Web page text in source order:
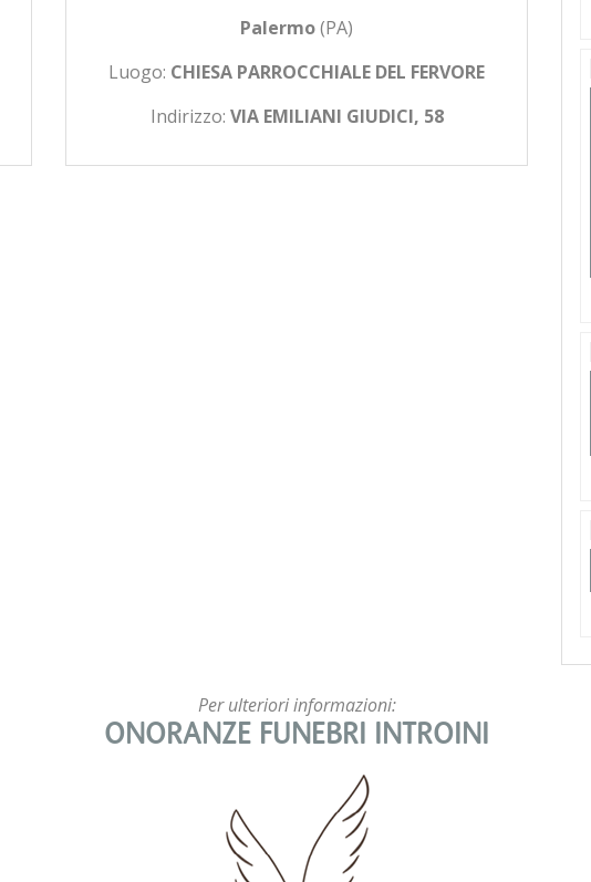
Palermo(PA)
Luogo: CHIESA PARROCCHIALE DEL FERVORE
Indirizzo: VIA EMILIANI GIUDICI, 58
Per ulteriori informazioni:
ONORANZE FUNEBRI INTROINI